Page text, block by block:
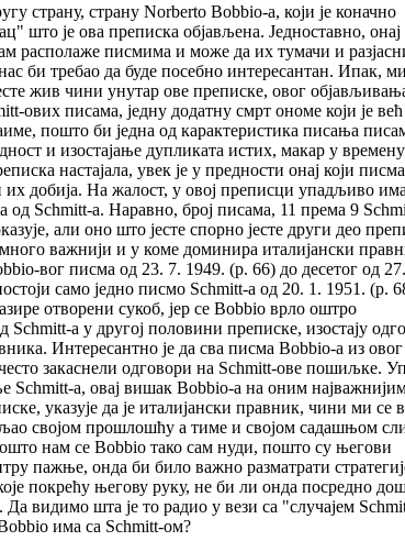
страну, страну Norberto Bobbio-а, који је коначно
што је ова преписка објављена. Једноставно, онај
располаже писмима и може да их тумачи и
би требао да буде посебно интересантан. Ипак,
жив чини унутар ове преписке, овог
ових писама, једну додатну смрт ономе који је
пошто би једна од карактеристика писања
и изостајање дупликата истих, макар у
настајала, увек је у предности онај који писма
их добија. На жалост, у овој преписци упадљиво има
од Schmitt-а. Наравно, број писама, 11 према 9
али оно што јесте спорно јесте други део
много важнији и у коме доминира италијански
вог писма од 23. 7. 1949. (р. 66) до десетог од
само једно писмо Schmitt-а од 20. 1. 1951. (р.
отворени сукоб, јер се Bobbio врло оштро
Schmitt-а у другој половини преписке, изостају
Интересантно је да сва писма Bobbio-а из овог
закаснели одговори на Schmitt-ове пошиљке.
Schmitt-а, овај вишак Bobbio-а на оним
указује да је италијански правник, чини ми се
својом прошлошћу а тиме и својом садашњом
нам се Bobbio тако сам нуди, пошто су његови
пажње, онда би било важно разматрати
покрећу његову руку, не би ли онда посредно
Да видимо шта је то радио у вези са "случајем
има са Schmitt-ом?